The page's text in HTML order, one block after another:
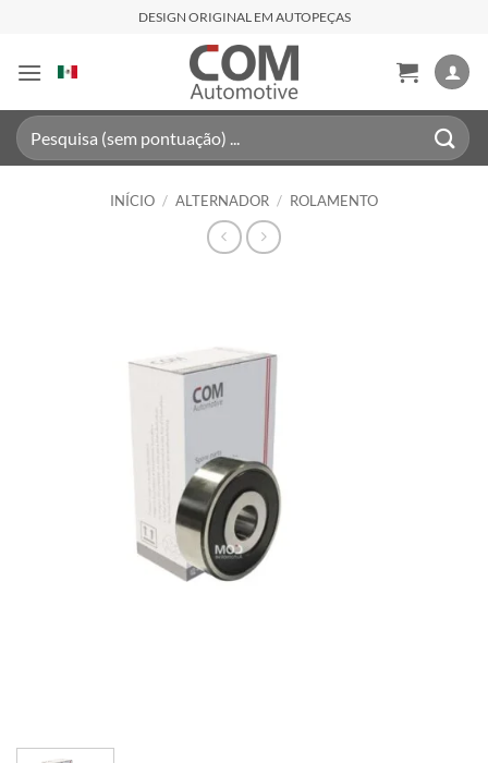
content
DESIGN ORIGINAL EM AUTOPEÇAS
Pesquisar
por:
INÍCIO / ALTERNADOR / ROLAMENTO